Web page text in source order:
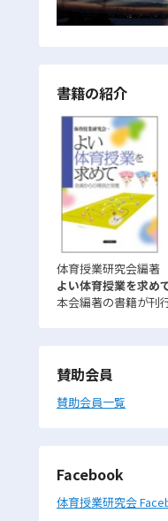
書籍の紹介
体育授業研究会編著
よい体育授業を求め
本会編著の書籍が刊
賛助会員
賛助会員一覧
Facebook
体育授業研究会